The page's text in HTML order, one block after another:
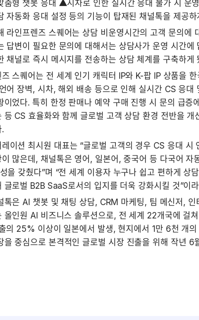
춤형 챗봇 응대 ▲시차로 인한 실시간 응대 불가 시 운
자동화 응대 설정 등의 기능이 탑재된 채널톡을 제공하
라인프렌즈 스퀘어는 상담 비운영시간의 고객 문의에
답변이 필요한 문의에 대해서는 상담사가 운영 시간에
채널로 즉시 메시지를 전송하는 상담 체계를 구축하게
즈 스퀘어는 전 세계 인기 캐릭터 IP와 K-팝 IP 상품을
어 장벽, 시차, 해외 배송 등으로 인해 실시간 CS 응대
이었다. 특히 한정 판매나 예약 구매 진행 시 문의 급증
등 CS 효율화와 함께 글로벌 고객 상담 환경 전반을 개
이션 최시원 대표는 “글로벌 고객의 경우 CS 응대 시
많은데, 채널톡은 영어, 일본어, 중국어 등 다국어 자
을 갖췄다”며 “전 세계 이용자 누구나 쉽고 편하게 상
글로벌 B2B SaaS로서의 입지를 더욱 강화시킬 것”이
톡은 AI 챗봇 및 채팅 상담, CRM 마케팅, 팀 메신저,
올인원 AI 비즈니스 솔루션으로, 전 세계 22개국에 걸
의 25% 이상이 일본에서 발생, 현지에서 1만 6천 개의
을 중심으로 본격적인 글로벌 시장 진출을 위해 작년 6